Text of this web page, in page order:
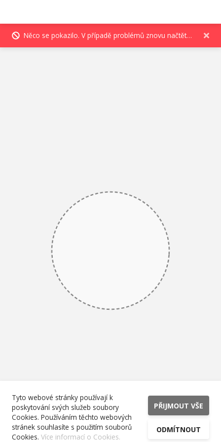
Něco se pokazilo. V případě problémů znovu načtěte stránku.
Tyto webové stránky používají k
poskytování svých služeb soubory
Cookies. Používáním těchto webových
stránek souhlasíte s použitím souborů
Cookies. Více informací o Cookies.
PŘIJMOUT VŠE
ODMÍTNOUT